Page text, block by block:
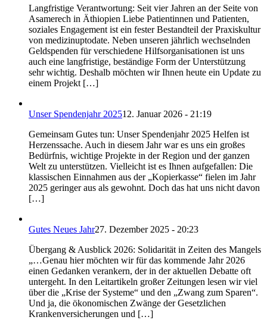
Langfristige Verantwortung: Seit vier Jahren an der Seite von
Asamerech in Äthiopien Liebe Patientinnen und Patienten,
soziales Engagement ist ein fester Bestandteil der Praxiskultur
von medizinuptodate. Neben unseren jährlich wechselnden
Geldspenden für verschiedene Hilfsorganisationen ist uns
auch eine langfristige, beständige Form der Unterstützung
sehr wichtig. Deshalb möchten wir Ihnen heute ein Update zu
einem Projekt […]
Unser Spendenjahr 202512. Januar 2026 - 21:19
Gemeinsam Gutes tun: Unser Spendenjahr 2025 Helfen ist
Herzenssache. Auch in diesem Jahr war es uns ein großes
Bedürfnis, wichtige Projekte in der Region und der ganzen
Welt zu unterstützen. Vielleicht ist es Ihnen aufgefallen: Die
klassischen Einnahmen aus der „Kopierkasse“ fielen im Jahr
2025 geringer aus als gewohnt. Doch das hat uns nicht davon
[…]
Gutes Neues Jahr27. Dezember 2025 - 20:23
Übergang & Ausblick 2026: Solidarität in Zeiten des Mangels
„…Genau hier möchten wir für das kommende Jahr 2026
einen Gedanken verankern, der in der aktuellen Debatte oft
untergeht. In den Leitartikeln großer Zeitungen lesen wir viel
über die „Krise der Systeme“ und den „Zwang zum Sparen“.
Und ja, die ökonomischen Zwänge der Gesetzlichen
Krankenversicherungen und […]